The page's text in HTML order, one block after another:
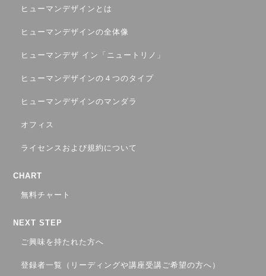
ヒューマンデザインとは
ヒューマンデザインの全体像
ヒューマンデザ イン「ニュートリノ」
ヒューマンデザインの４つのタイプ
ヒューマンデザインのマンダラ
オフィス
ライセンスおよび規約について
CHART
無料チャート
NEXT STEP
ご興味を持たれた方へ
登録者一覧（リーディングや講座受講ご希望の方へ）